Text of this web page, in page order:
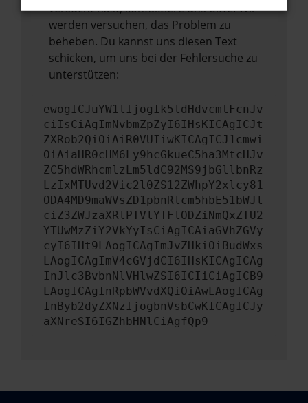
versucht hast, kontaktiere uns bitte. Wir
werden versuchen, das Problem zu
beheben. Du kannst uns diesen Text
schicken, um uns bei der Fehlersuche zu
unterstützen:
ewogICJuYW1lIjogIk5ldHdvcmtFcnJv
ciIsCiAgImNvbmZpZyI6IHsKICAgICJt
ZXRob2QiOiAiR0VUIiwKICAgICJ1cmwi
OiAiaHR0cHM6Ly9hcGkueC5ha3MtcHJv
ZC5hdWRhcmlzLm5ldC92MS9jbGllbnRz
LzIxMTUvd2Vic2l0ZS12ZWhpY2xlcy81
ODA4MD9maWVsZD1pbnRlcm5hbE51bWJl
ciZ3ZWJzaXRlPTVlYTFlODZiNmQxZTU2
YTUwMzZiY2VkYyIsCiAgICAiaGVhZGVy
cyI6IHt9LAogICAgImJvZHkiOiBudWxs
LAogICAgImV4cGVjdCI6IHsKICAgICAg
InJlc3BvbnNlVHlwZSI6ICIiCiAgICB9
LAogICAgInRpbWVvdXQiOiAwLAogICAg
InByb2dyZXNzIjogbnVsbCwKICAgICJy
aXNreSI6IGZhbHNlCiAgfQp9